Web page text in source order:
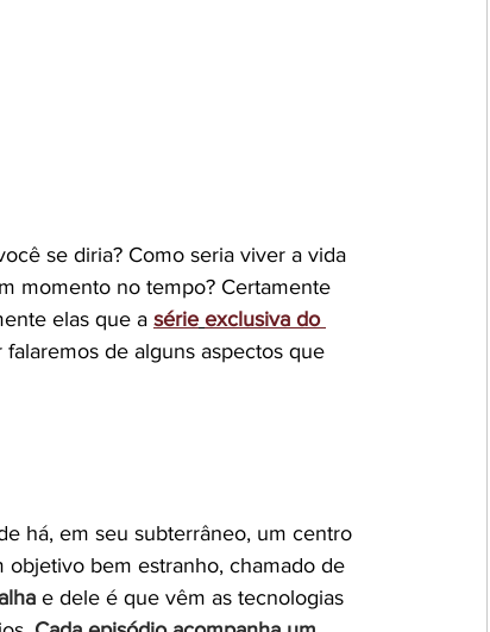
se diria? Como seria viver a vida
momento no tempo? Certamente
elas que a série exclusiva do
de alguns aspectos que
há, em seu subterrâneo, um centro
bem estranho, chamado de
e dele é que vêm as tecnologias